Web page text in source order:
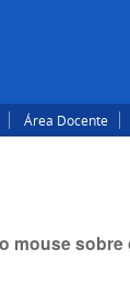
Área Docente
mouse